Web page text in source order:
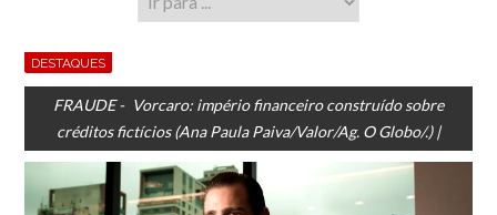
DESTAQUES
FRAUDE - Vorcaro: império financeiro construído sobre
créditos fictícios (Ana Paula Paiva/Valor/Ag. O Globo/.) |